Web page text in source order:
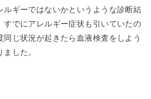
ルギーではないかというような診断結
すでにアレルギー症状も引いていたの
同じ状況が起きたら血液検査をしよう
した。